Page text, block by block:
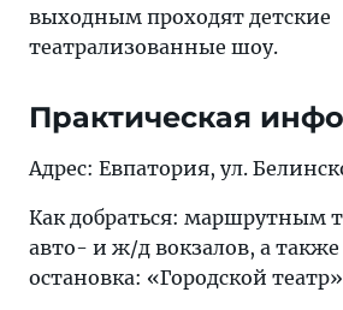
выходным проходят детские
театрализованные шоу.
Практическая
Адрес: Евпатория, ул.
Как добраться: маршрутным
авто- и ж/д вокзалов, а
остановка: «Городской